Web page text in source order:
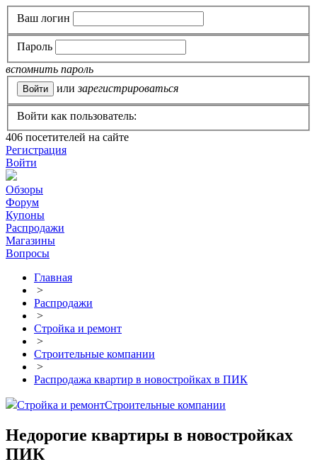
Ваш логин
Пароль
вспомнить пароль
или зарегистрироваться
Войти как пользователь:
406 посетителей на сайте
Регистрация
Войти
Обзоры
Форум
Купоны
Распродажи
Магазины
Вопросы
Главная
>
Распродажи
>
Стройка и ремонт
>
Строительные компании
>
Распродажа квартир в новостройках в ПИК
Стройка и ремонтСтроительные компании
Недорогие квартиры в новостройках
ПИК